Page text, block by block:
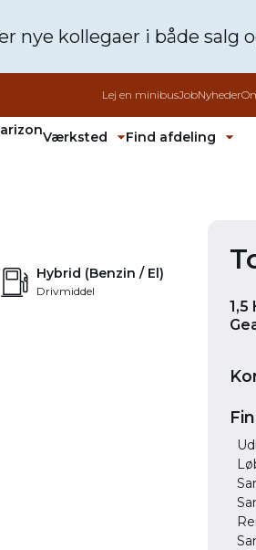
nye kollegaer i både salg
Lej en minibusJobNyheder
Værksted
Fold undermenu ud
Find afdeling
Drivmiddel
Hybrid (Benzin / El)
1,5